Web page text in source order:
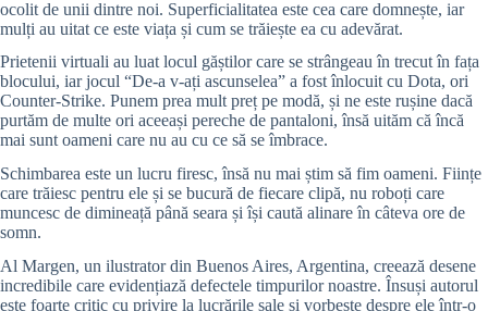
ocolit de unii dintre noi. Superficialitatea este cea care domnește, iar
mulți au uitat ce este viața și cum se trăiește ea cu adevărat.
Prietenii virtuali au luat locul găștilor care se strângeau în trecut în fața
blocului, iar jocul “De-a v-ați ascunselea” a fost înlocuit cu Dota, ori
Counter-Strike. Punem prea mult preț pe modă, și ne este rușine dacă
purtăm de multe ori aceeași pereche de pantaloni, însă uităm că încă
mai sunt oameni care nu au cu ce să se îmbrace.
Schimbarea este un lucru firesc, însă nu mai știm să fim oameni. Ființe
care trăiesc pentru ele și se bucură de fiecare clipă, nu roboți care
muncesc de dimineață până seara și își caută alinare în câteva ore de
somn.
Al Margen, un ilustrator din Buenos Aires, Argentina, creează desene
incredibile care evidențiază defectele timpurilor noastre. Însuși autorul
este foarte critic cu privire la lucrările sale și vorbește despre ele într-o